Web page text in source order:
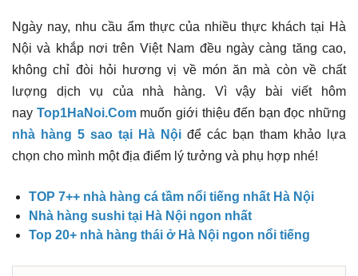
Top
địa
điểm,
Ngày nay, nhu cầu ẩm thực của nhiều thực khách tại Hà
Nội và khắp nơi trên Việt Nam đều ngày càng tăng cao,
không chỉ đòi hỏi hương vị về món ăn mà còn về chất
lượng dịch vụ của nhà hàng. Vì vậy bài viết hôm
nay Top1HaNoi.Commuốn giới thiệu đến bạn đọc những
nhà hàng 5 sao tại Hà Nội để các bạn tham khảo lựa
chọn cho mình một địa điểm lý tưởng và phụ hợp nhé!
TOP 7++ nhà hàng cá tầm nổi tiếng nhất Hà Nội
Nhà hàng sushi tại Hà Nội ngon nhất
Top 20+ nhà hàng thái ở Hà Nội ngon nổi tiếng